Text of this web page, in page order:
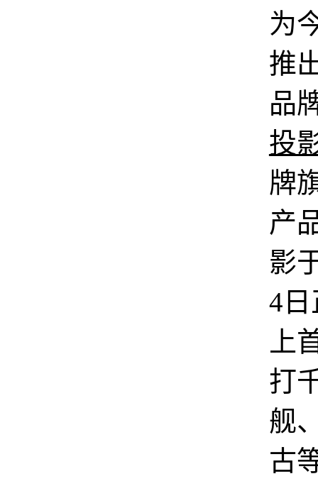
为
推
品
投
牌
产
影
4
上
打
舰
古